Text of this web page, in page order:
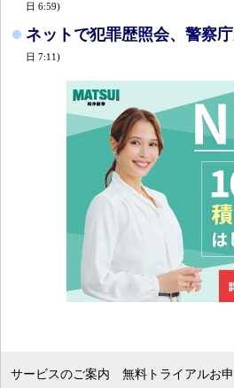
日 6:59)
ネットで犯罪歴照会、警察
日 7:11)
サービスのご案内 無料トライアルお